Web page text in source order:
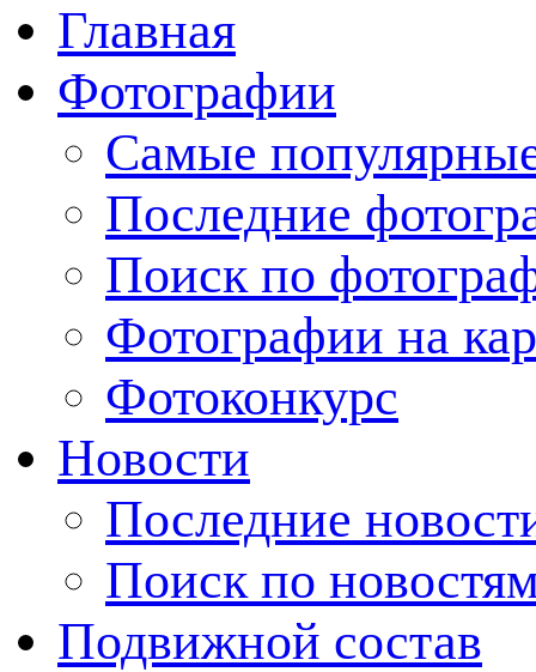
Главная
Фотографии
Cамые
Последние
Поиск по
Фотографии на
Фотоконкурс
Новости
Последние
Поиск по
Подвижной состав